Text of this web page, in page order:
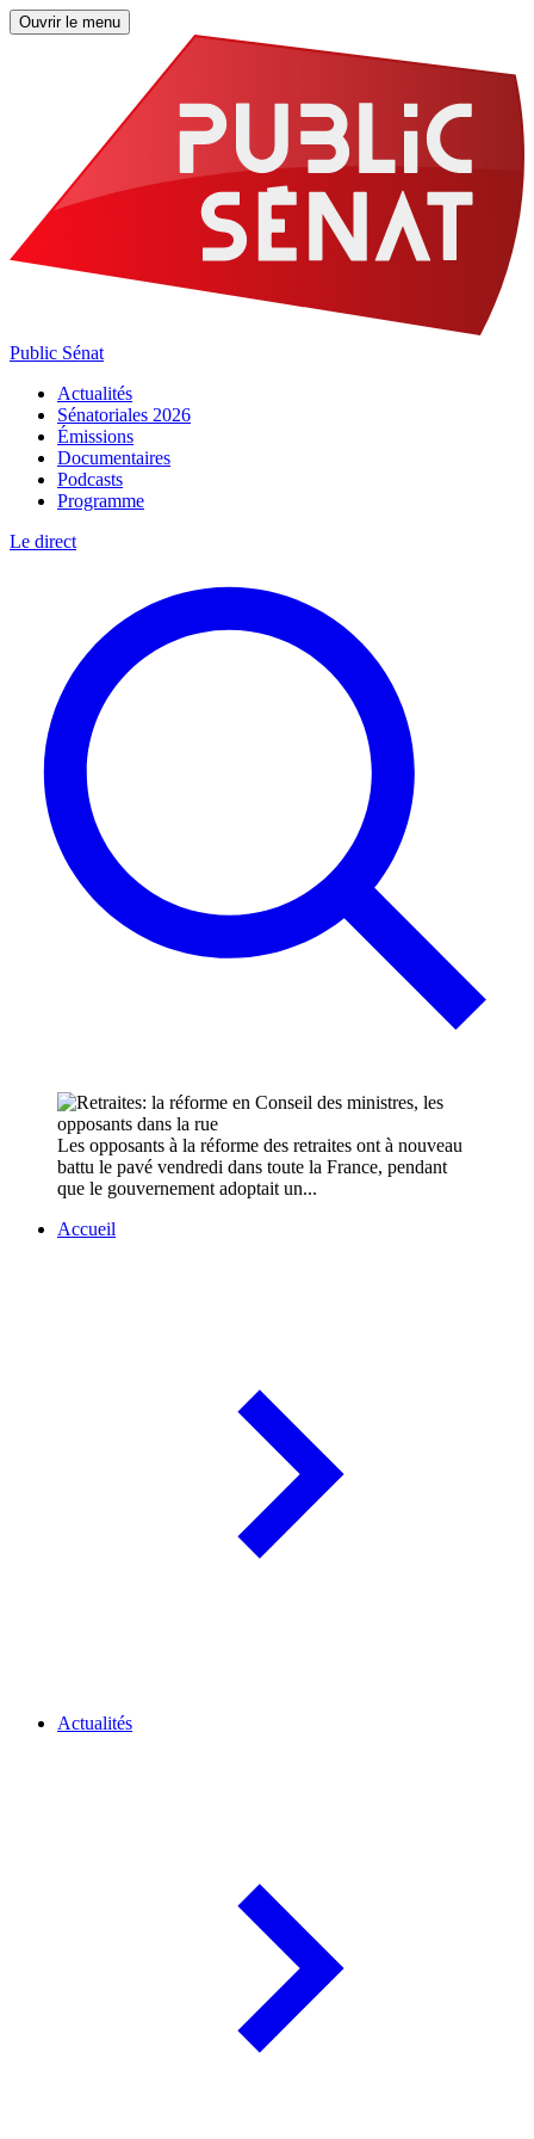
Ouvrir le menu
Public Sénat
Actualités
Sénatoriales 2026
Émissions
Documentaires
Podcasts
Programme
Le direct
Les opposants à la réforme des retraites ont à nouveau
battu le pavé vendredi dans toute la France, pendant
que le gouvernement adoptait un...
Accueil
Actualités